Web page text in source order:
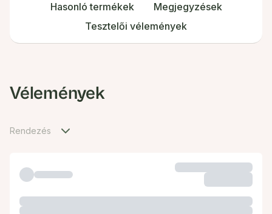
Hasonló termékek
Megjegyzések
Tesztelői vélemények
Vélemények
Rendezés